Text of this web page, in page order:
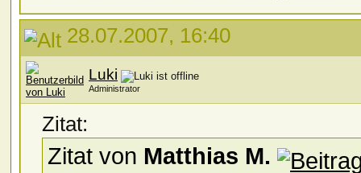
28.07.2007, 16:40
Luki
Administrator
Zitat:
Zitat von Matthias M.